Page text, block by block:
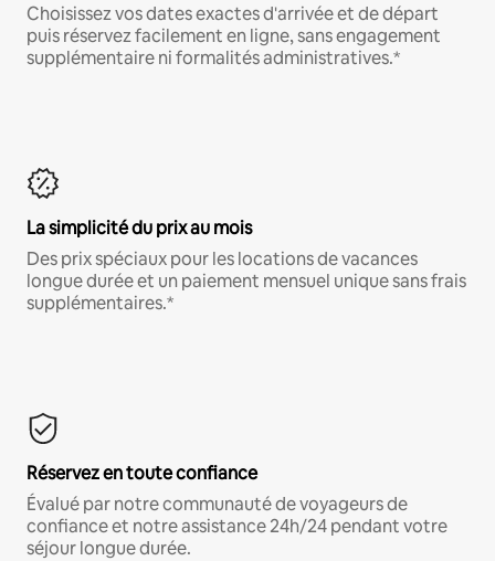
Choisissez vos dates exactes d'arrivée et de départ
puis réservez facilement en ligne, sans engagement
supplémentaire ni formalités administratives.*
La simplicité du prix au mois
Des prix spéciaux pour les locations de vacances
longue durée et un paiement mensuel unique sans frais
supplémentaires.*
Réservez en toute confiance
Évalué par notre communauté de voyageurs de
confiance et notre assistance 24h/24 pendant votre
séjour longue durée.